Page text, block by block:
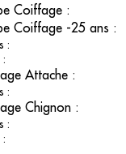
impeccable et durable.
expérience
client
dès maintenant pour
de notre salon.
d'un moment unique
est pensé pour
par notre équipe
Coiffage :
Coiffage -25 ans :
:
:
Attache :
:
Chignon :
:
: